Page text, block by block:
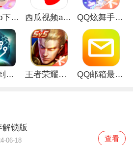
京东app下载安装 西瓜视频app安卓版 QQ炫舞手游破解版
从细胞到奇点手游 王者荣耀无限点券解锁版 QQ邮箱最新版
锁版
06-18
查看